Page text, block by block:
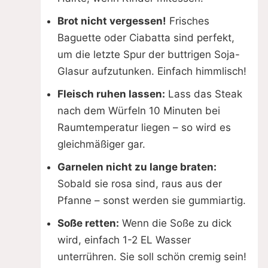
Brot nicht vergessen! Frisches
Baguette oder Ciabatta sind perfekt,
um die letzte Spur der buttrigen Soja-
Glasur aufzutunken. Einfach himmlisch!
Fleisch ruhen lassen: Lass das Steak
nach dem Würfeln 10 Minuten bei
Raumtemperatur liegen – so wird es
gleichmäßiger gar.
Garnelen nicht zu lange braten:
Sobald sie rosa sind, raus aus der
Pfanne – sonst werden sie gummiartig.
Soße retten: Wenn die Soße zu dick
wird, einfach 1-2 EL Wasser
unterrühren. Sie soll schön cremig sein!